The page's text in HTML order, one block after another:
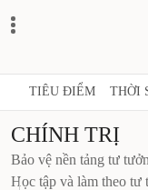
TIÊU ĐIỂM THỜI
CHÍNH TRỊ
Bảo vệ nền tảng tư
Học tập và làm theo